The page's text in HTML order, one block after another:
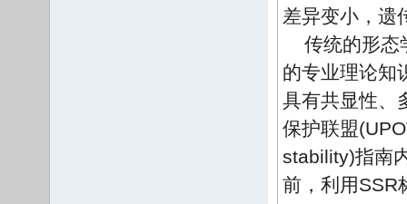
差异变小，遗
传统的形态
的专业理论知
具有共显性、
保护联盟
stability)指南
前，利用SSR